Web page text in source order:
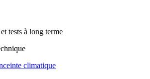
tests à long terme
climatique